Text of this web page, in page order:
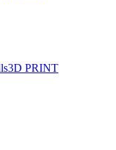
3D PRINT